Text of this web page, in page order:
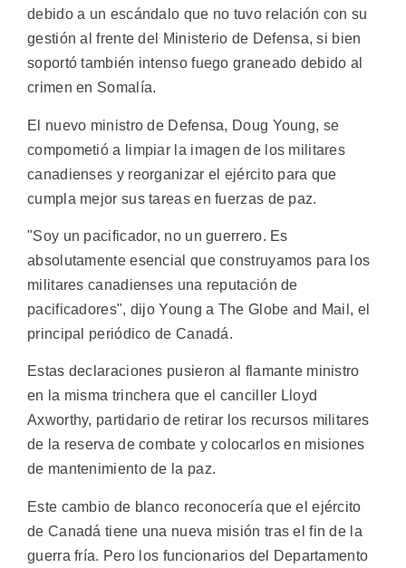
debido a un escándalo que no tuvo relación con su
gestión al frente del Ministerio de Defensa, si bien
soportó también intenso fuego graneado debido al
crimen en Somalía.
El nuevo ministro de Defensa, Doug Young, se
compometió a limpiar la imagen de los militares
canadienses y reorganizar el ejército para que
cumpla mejor sus tareas en fuerzas de paz.
"Soy un pacificador, no un guerrero. Es
absolutamente esencial que construyamos para los
militares canadienses una reputación de
pacificadores", dijo Young a The Globe and Mail, el
principal periódico de Canadá.
Estas declaraciones pusieron al flamante ministro
en la misma trinchera que el canciller Lloyd
Axworthy, partidario de retirar los recursos militares
de la reserva de combate y colocarlos en misiones
de mantenimiento de la paz.
Este cambio de blanco reconocería que el ejército
de Canadá tiene una nueva misión tras el fin de la
guerra fría. Pero los funcionarios del Departamento